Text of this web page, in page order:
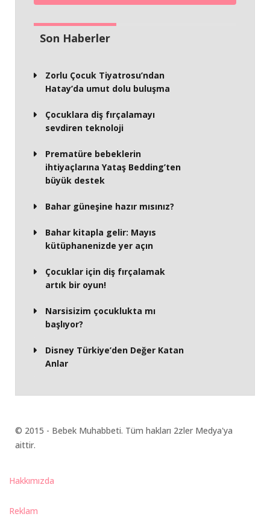
Son Haberler
Zorlu Çocuk Tiyatrosu’ndan
Hatay’da umut dolu buluşma
Çocuklara diş fırçalamayı
sevdiren teknoloji
Prematüre bebeklerin
ihtiyaçlarına Yataş Bedding’ten
büyük destek
Bahar güneşine hazır mısınız?
Bahar kitapla gelir: Mayıs
kütüphanenizde yer açın
Çocuklar için diş fırçalamak
artık bir oyun!
Narsisizim çocuklukta mı
başlıyor?
Disney Türkiye’den Değer Katan
Anlar
© 2015 - Bebek Muhabbeti. Tüm hakları 2zler Medya'ya
aittir.
Hakkımızda
Reklam